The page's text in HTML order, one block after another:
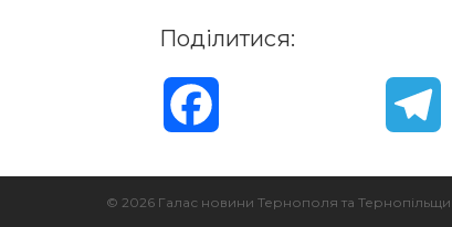
Поділитися:
l
© 2026 Галас новини Тернополя та